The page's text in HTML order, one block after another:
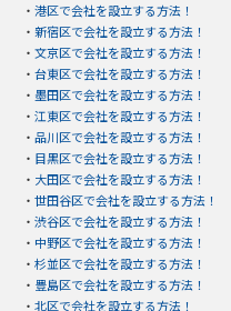
・ 港区で会社を設立する方法！
・ 新宿区で会社を設立する方法！
・ 文京区で会社を設立する方法！
・ 台東区で会社を設立する方法！
・ 墨田区で会社を設立する方法！
・ 江東区で会社を設立する方法！
・ 品川区で会社を設立する方法！
・ 目黒区で会社を設立する方法！
・ 大田区で会社を設立する方法！
・ 世田谷区で会社を設立する方法！
・ 渋谷区で会社を設立する方法！
・ 中野区で会社を設立する方法！
・ 杉並区で会社を設立する方法！
・ 豊島区で会社を設立する方法！
・ 北区で会社を設立する方法！